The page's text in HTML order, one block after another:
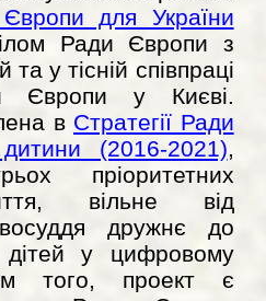
для України
Ради Європи з
у тісній співпраці
Європи у Києві.
в Стратегії Ради
(2016-2021),
пріоритетних
вільне від
дружнє до
у цифровому
того, проект є